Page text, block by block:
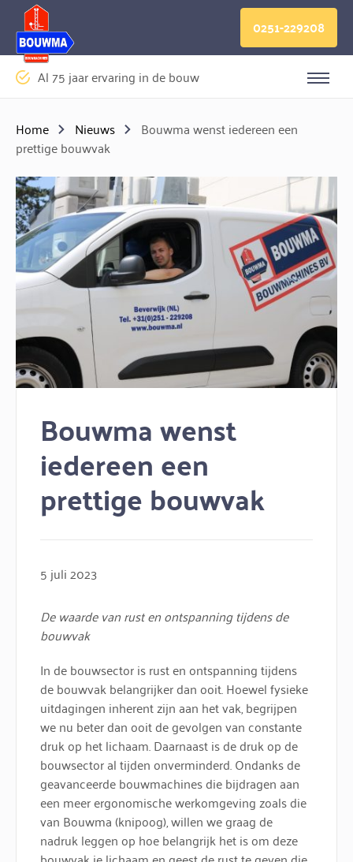
Logo Bouwma Bouwmachines BV
0251-229208
Al 75 jaar ervaring in de bouw
Home Nieuws
Bouwma wenst iedereen een
prettige bouwvak
Bouwma wenst
iedereen een
prettige bouwvak
5 juli 2023
De waarde van rust en ontspanning tijdens de
bouwvak
In de bouwsector is rust en ontspanning tijdens
de bouwvak belangrijker dan ooit. Hoewel fysieke
uitdagingen inherent zijn aan het vak, begrijpen
we nu beter dan ooit de gevolgen van constante
druk op het lichaam. Daarnaast is de druk op de
bouwsector al tijden onverminderd. Ondanks de
geavanceerde bouwmachines die bijdragen aan
een meer ergonomische werkomgeving zoals die
van Bouwma (knipoog), willen we graag de
nadruk leggen op hoe belangrijk het is om deze